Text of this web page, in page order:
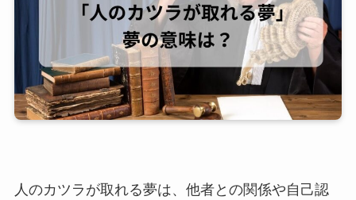
人のカツラが取れる夢は、他者との関係や自己認